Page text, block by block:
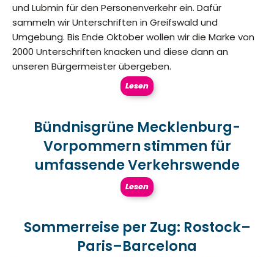
und Lubmin für den Personenverkehr ein. Dafür
sammeln wir Unterschriften in Greifswald und
Umgebung. Bis Ende Oktober wollen wir die Marke von
2000 Unterschriften knacken und diese dann an
unseren Bürgermeister übergeben.
Lesen
Bündnisgrüne Mecklenburg-
Vorpommern stimmen für
umfassende Verkehrswende
Lesen
Sommerreise per Zug: Rostock–
Paris–Barcelona